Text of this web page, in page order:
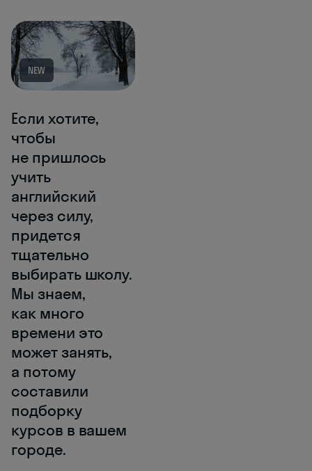
NEW
Если хотите,
чтобы
не пришлось
учить
английский
через силу,
придется
тщательно
выбирать школу.
Мы знаем,
как много
времени это
может занять,
а потому
составили
подборку
курсов в вашем
городе.